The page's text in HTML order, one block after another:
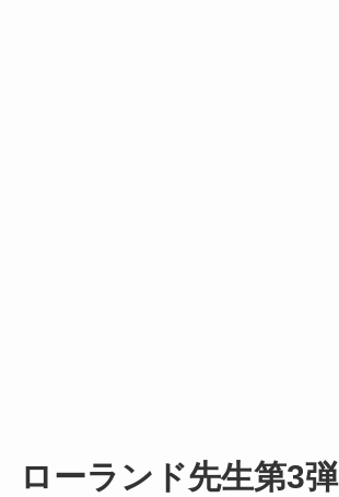
ローランド先生第3弾